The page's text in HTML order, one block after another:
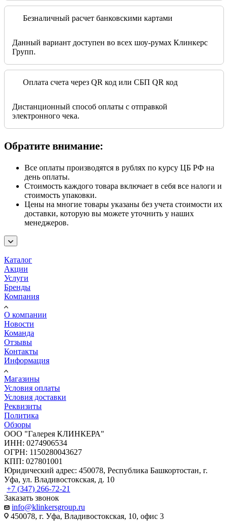
Безналичный расчет банковскими картами
Данный вариант доступен во всех шоу-румах Клинкерс
Групп.
Оплата счета через QR код или СБП QR код
Дистанционный способ оплаты с отправкой
электронного чека.
Обратите внимание:
Все оплаты производятся в рублях по курсу ЦБ РФ на
день оплаты.
Стоимость каждого товара включает в себя все налоги и
стоимость упаковки.
Цены на многие товары указаны без учета стоимости их
доставки, которую вы можете уточнить у наших
менеджеров.
Каталог
Акции
Услуги
Бренды
Компания
О компании
Новости
Команда
Отзывы
Контакты
Информация
Магазины
Условия оплаты
Условия доставки
Реквизиты
Политика
Обзоры
ООО "Галерея КЛИНКЕРА"
ИНН: 0274906534
ОГРН: 1150280043627
КПП: 027801001
Юридический адрес: 450078, Республика Башкортостан, г.
Уфа, ул. Владивостокская, д. 10
+7 (347) 266-72-21
Заказать звонок
info@klinkersgroup.ru
450078, г. Уфа, Владивостокская, 10, офис 3